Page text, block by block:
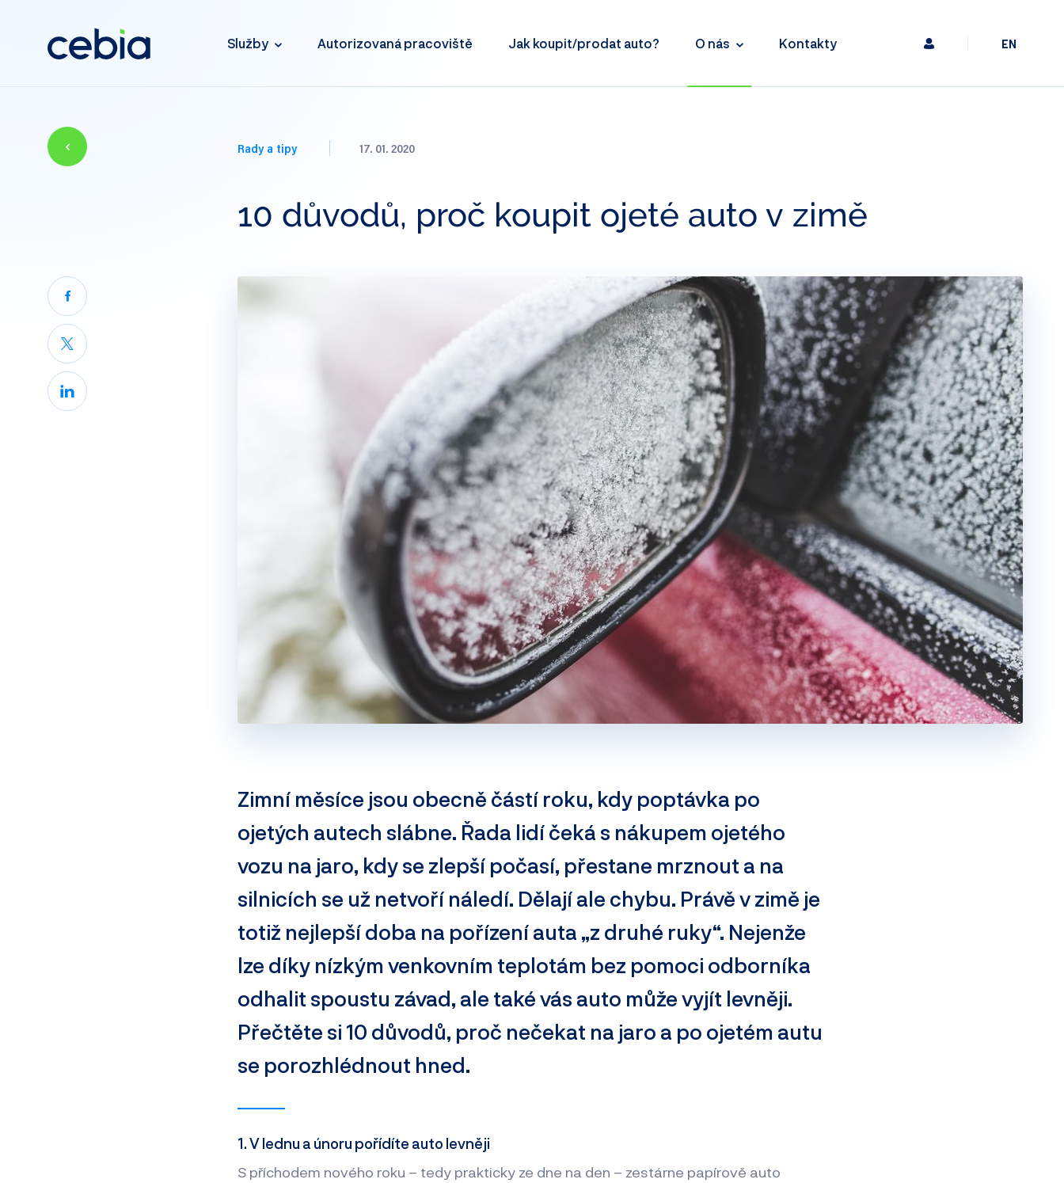
Služby Autorizovaná pracoviště Jak koupit/prodat auto? O nás Kontakty EN
10 důvodů, proč koupit ojeté auto v zimě
Rady a tipy 17. 01. 2020
Zimní měsíce jsou obecně částí roku, kdy poptávka po
ojetých autech slábne. Řada lidí čeká s nákupem ojetého
vozu na jaro, kdy se zlepší počasí, přestane mrznout a na
silnicích se už netvoří náledí. Dělají ale chybu. Právě v zimě je
totiž nejlepší doba na pořízení auta „z druhé ruky“. Nejenže
lze díky nízkým venkovním teplotám bez pomoci odborníka
odhalit spoustu závad, ale také vás auto může vyjít levněji.
Přečtěte si 10 důvodů, proč nečekat na jaro a po ojetém autu
se porozhlédnout hned.
1.V lednu a únoru pořídíte auto levněji
S příchodem nového roku – tedy prakticky ze dne na den – zestárne papírově auto